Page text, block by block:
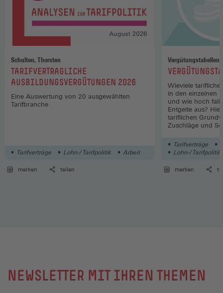
Schulten, Thorsten
:
TARIFVERTRAGLICHE
AUSBILDUNGSVERGÜTUNGEN 2026
Eine Auswertung von 20 ausgewählten
Tarifbranche
Tarifverträge Lohn-/ Tarifpolitik Arbeit
merken teilen
Vergütungstabellen
:
Wieviele
in den einzelnen
und wie hoch
Entgelte aus?
tariflichen
Zuschläge und
Tarifverträge
Lohn-/ Tarifpolitik
merken
NEWSLETTER MIT IHREN THEMEN